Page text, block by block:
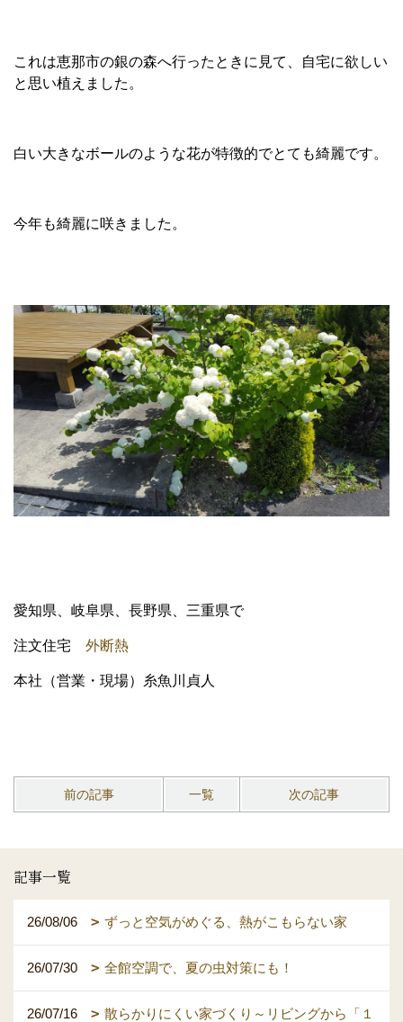
これは恵那市の銀の森へ行ったときに見て、自宅に欲しい
と思い植えました。
白い大きなボールのような花が特徴的でとても綺麗です。
今年も綺麗に咲きました。
愛知県、岐阜県、長野県、三重県で
注文住宅 外断熱
本社（営業・現場）糸魚川貞人
前の記事 一覧 次の記事
記事一覧
26/08/06 ずっと空気がめぐる、熱がこもらない家
26/07/30 全館空調で、夏の虫対策にも！
26/07/16
散らかりにくい家づくり～リビングから「１